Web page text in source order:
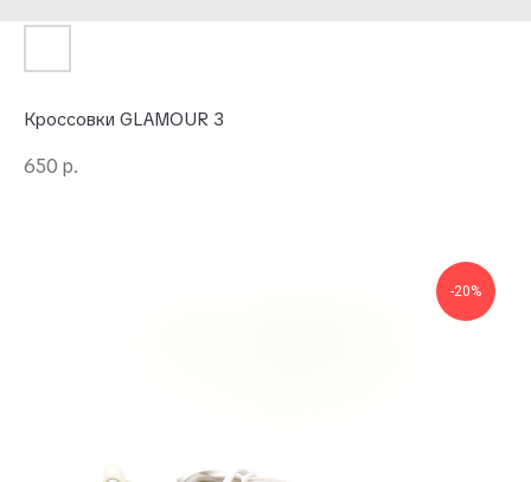
Кроссовки GLAMOUR 3
650 р.
-20%